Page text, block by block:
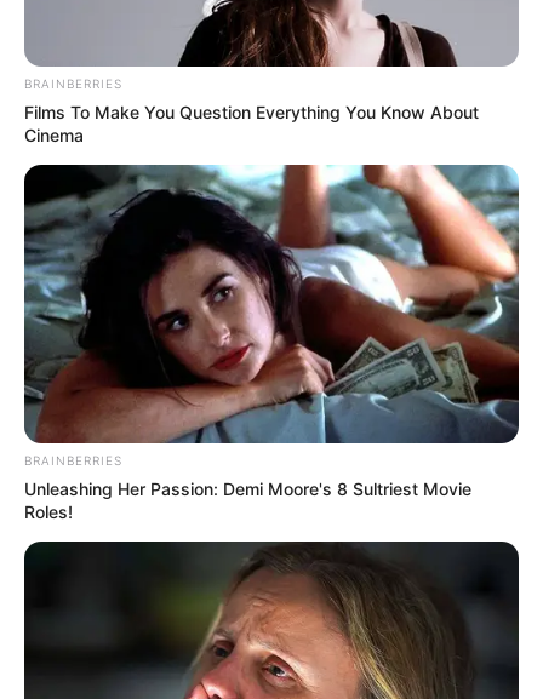
Clique aqui para entrar no grupo
BRAINBERRIES
Films To Make You Question Everything You Know About
Cinema
BRAINBERRIES
Unleashing Her Passion: Demi Moore's 8 Sultriest Movie
Roles!